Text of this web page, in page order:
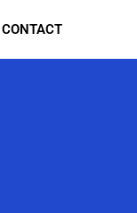
CONTACT